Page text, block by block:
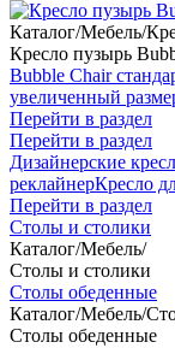
Каталог/Мебель/
Кресло пузырь
Bubble Chair
увеличенный
Перейти в раздел
Перейти в раздел
Дизайнерские
реклайнерКресло
Перейти в раздел
Столы и столики
Каталог/Мебель/
Столы и столики
Столы обеденные
Каталог/Мебель/
Столы обеденные